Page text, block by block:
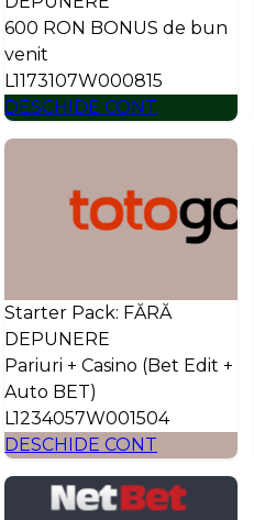
600 RON BONUS de bun
venit
L1173107W000815
DESCHIDE CONT
Starter Pack: FĂRĂ
DEPUNERE
Pariuri + Casino (Bet Edit +
Auto BET)
L1234057W001504
DESCHIDE CONT